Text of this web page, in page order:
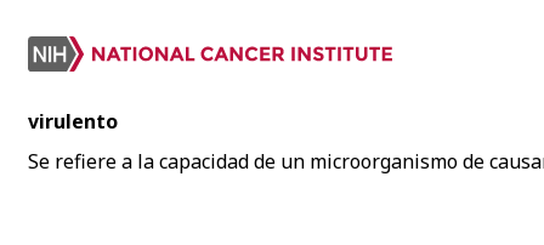
virulento
Se refiere a la capacidad de un microorganismo de